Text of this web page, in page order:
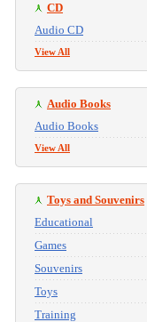
CD
Audio CD
View All
Audio Books
Audio Books
View All
Toys and Souvenirs
Educational
Games
Souvenirs
Toys
Training